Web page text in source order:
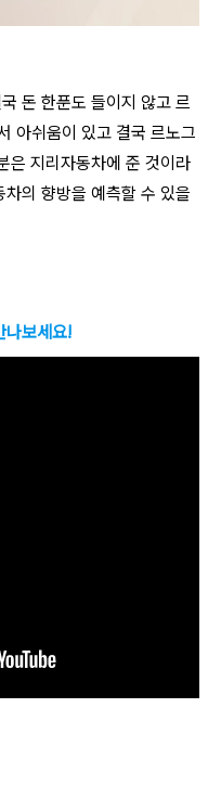
돈 한푼도 들이지 않고 르
아쉬움이 있고 결국 르노그
은 지리자동차에 준 것이라
의 향방을 예측할 수 있을
나보세요!